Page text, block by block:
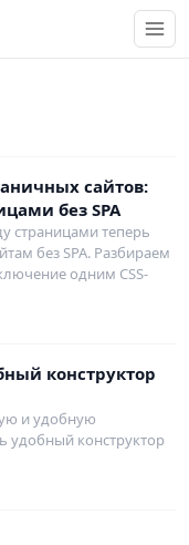
сайтов:
без SPA
страницами теперь
без SPA. Разбираем
одним CSS-
конструктор
и удобную
удобный конструктор